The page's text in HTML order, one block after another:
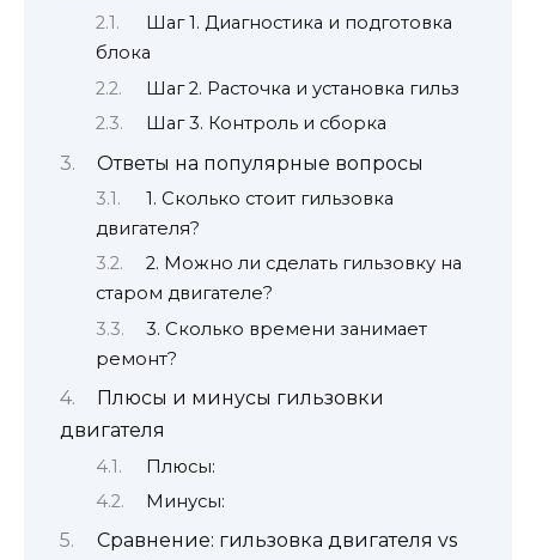
Шаг 1. Диагностика и подготовка
блока
Шаг 2. Расточка и установка гильз
Шаг 3. Контроль и сборка
Ответы на популярные вопросы
1. Сколько стоит гильзовка
двигателя?
2. Можно ли сделать гильзовку на
старом двигателе?
3. Сколько времени занимает
ремонт?
Плюсы и минусы гильзовки
двигателя
Плюсы:
Минусы:
Сравнение: гильзовка двигателя vs